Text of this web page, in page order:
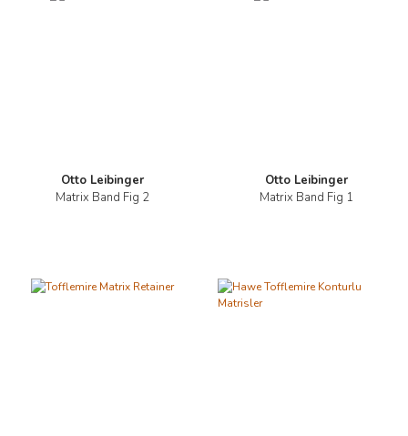
Otto Leibinger
Matrix Band Fig 2
Otto Leibinger
Matrix Band Fig 1